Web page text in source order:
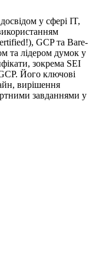
у сфері IT,
GCP та Bare-
та лідером думок у
зокрема SEI
Його ключові
вирішення
завданнями у